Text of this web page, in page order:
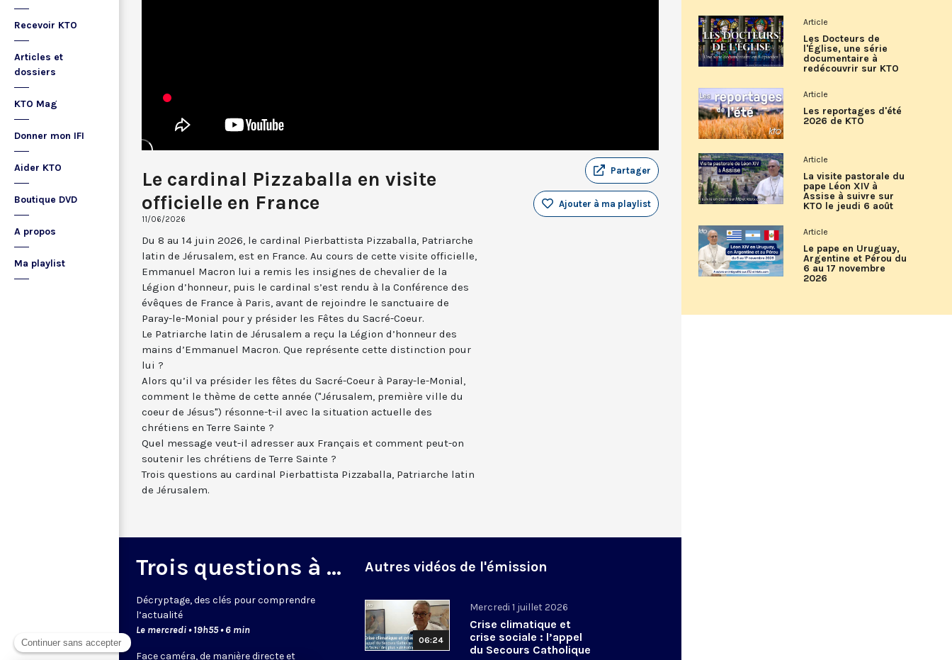
Recevoir KTO
Articles et
dossiers
KTO Mag
Donner mon IFI
Aider KTO
Boutique DVD
A propos
Ma playlist
Le cardinal Pizzaballa en visite
officielle en France
11/06/2026
Partager
Ajouter à ma playlist
Du 8 au 14 juin 2026, le cardinal Pierbattista Pizzaballa, Patriarche
latin de Jérusalem, est en France. Au cours de cette visite officielle,
Emmanuel Macron lui a remis les insignes de chevalier de la
Légion d’honneur, puis le cardinal s’est rendu à la Conférence des
évêques de France à Paris, avant de rejoindre le sanctuaire de
Paray-le-Monial pour y présider les Fêtes du Sacré-Coeur.
Le Patriarche latin de Jérusalem a reçu la Légion d’honneur des
mains d’Emmanuel Macron. Que représente cette distinction pour
lui ?
Alors qu’il va présider les fêtes du Sacré-Coeur à Paray-le-Monial,
comment le thème de cette année ("Jérusalem, première ville du
coeur de Jésus") résonne-t-il avec la situation actuelle des
chrétiens en Terre Sainte ?
Quel message veut-il adresser aux Français et comment peut-on
soutenir les chrétiens de Terre Sainte ?
Trois questions au cardinal Pierbattista Pizzaballa, Patriarche latin
de Jérusalem.
Trois questions à ...
Décryptage, des clés pour comprendre
l’actualité
Le mercredi • 19h55 • 6 min
Face caméra, de manière directe et
Autres vidéos de l'émission
06:24
Mercredi 1 juillet 2026
Crise climatique et
crise sociale : l’appel
du Secours Catholique
Article
Les Docteurs de
l'Église, une série
documentaire à
redécouvrir sur KTO
Article
Les reportages d'été
2026 de KTO
Article
La visite pastorale du
pape Léon XIV à
Assise à suivre sur
KTO le jeudi 6 août
Article
Le pape en Uruguay,
Argentine et Pérou du
6 au 17 novembre
2026